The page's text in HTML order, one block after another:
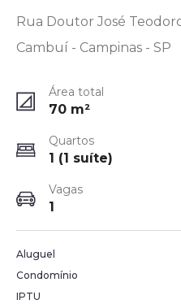
Rua Doutor José
Cambuí - Campinas - SP
Área total
70 m²
Quartos
1 (1 suíte)
Vagas
1
Aluguel
Condomínio
IPTU